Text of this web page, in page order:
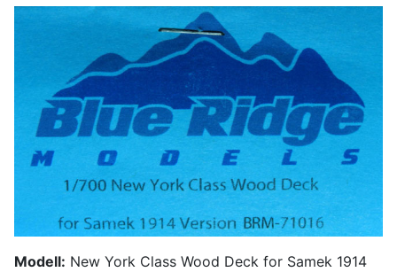
Modell: New York Class Wood Deck for Samek 1914